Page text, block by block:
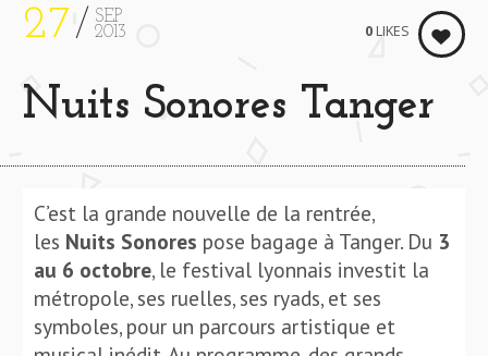
27
SEP
2013
Nuits Sonores Tanger
0 LIKES
C’est la grande nouvelle de la rentrée,
les Nuits Sonores pose bagage à Tanger. Du 3
au 6 octobre, le festival lyonnais investit la
métropole, ses ruelles, ses ryads, et ses
symboles, pour un parcours artistique et